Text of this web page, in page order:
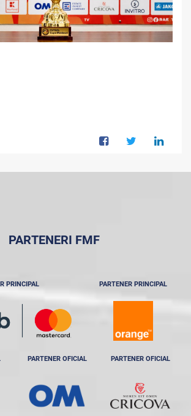
PARTENERI FMF
PRINCIPAL PARTENER PRINCIPAL
PARTENER OFICIAL PARTENER OFICIAL